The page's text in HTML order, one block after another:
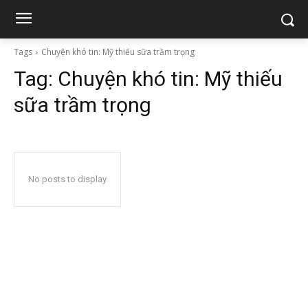
Tags Chuyện khó tin: Mỹ thiếu sữa trầm trọng
Tag: Chuyện khó tin: Mỹ thiếu
sữa trầm trọng
No posts to display